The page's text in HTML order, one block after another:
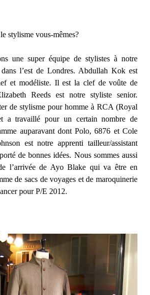
stylisme vous-mêmes?
une super équipe de stylistes à notre
l’est de Londres. Abdullah Kok est
et modéliste. Il est la clef de voûte de
Reeds est notre styliste senior.
de stylisme pour homme à RCA (Royal
a travaillé pour un certain nombre de
auparavant dont Polo, 6876 et Cole
est notre apprenti tailleur/assistant
de bonnes idées. Nous sommes aussi
l’arrivée de Ayo Blake qui va être en
de sacs de voyages et de maroquinerie
pour P/E 2012.